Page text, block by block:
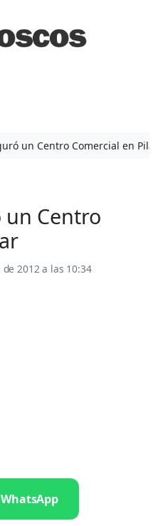
un Centro Comercial en Pilar
Centro
2012 a las 10:34